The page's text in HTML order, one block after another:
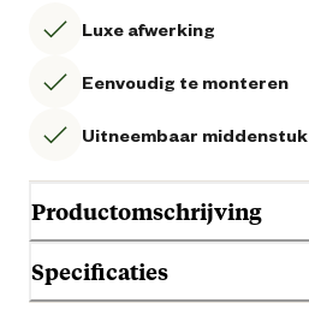
Luxe afwerking
Eenvoudig te monteren
Uitneembaar middenstuk
Productomschrijving
Specificaties